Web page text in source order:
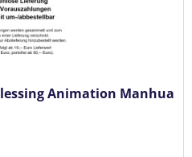
Animation Manhua